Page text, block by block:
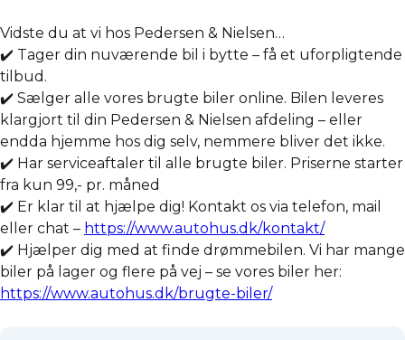
Vidste du at vi hos Pedersen & Nielsen…
✔️ Tager din nuværende bil i bytte – få et uforpligtende
tilbud.
✔️ Sælger alle vores brugte biler online. Bilen leveres
klargjort til din Pedersen & Nielsen afdeling – eller
endda hjemme hos dig selv, nemmere bliver det ikke.
✔️ Har serviceaftaler til alle brugte biler. Priserne starter
fra kun 99,- pr. måned
✔️ Er klar til at hjælpe dig! Kontakt os via telefon, mail
eller chat – https://www.autohus.dk/kontakt/
✔️ Hjælper dig med at finde drømmebilen. Vi har mange
biler på lager og flere på vej – se vores biler her:
https://www.autohus.dk/brugte-biler/